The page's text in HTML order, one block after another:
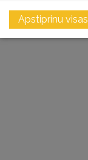
Apstiprinu visas